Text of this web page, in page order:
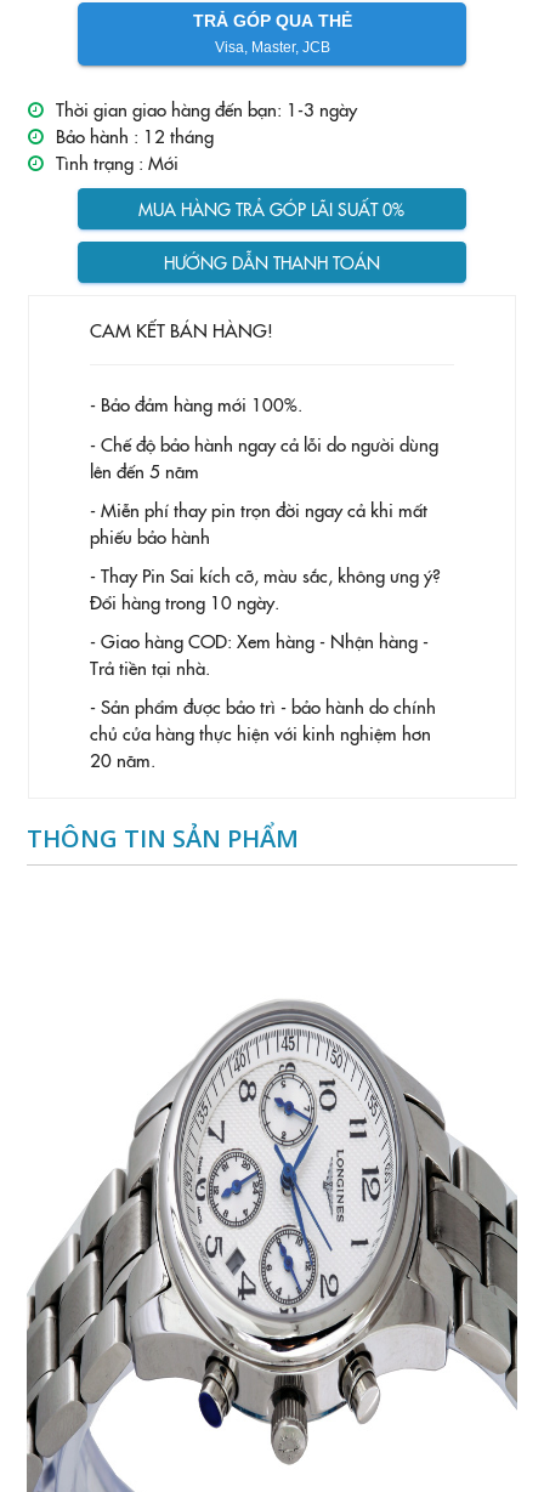
TRẢ GÓP QUA THẺ
Visa, Master, JCB
Thời gian giao hàng đến bạn: 1-3 ngày
Bảo hành : 12 tháng
Tình trạng : Mới
MUA HÀNG TRẢ GÓP LÃI SUẤT 0%
HƯỚNG DẪN THANH TOÁN
CAM KẾT BÁN HÀNG!
- Bảo đảm hàng mới 100%.
- Chế độ bảo hành ngay cả lỗi do người dùng
lên đến 5 năm
- Miễn phí thay pin trọn đời ngay cả khi mất
phiếu bảo hành
- Thay Pin Sai kích cỡ, màu sắc, không ưng ý?
Đổi hàng trong 10 ngày.
- Giao hàng COD: Xem hàng - Nhận hàng -
Trả tiền tại nhà.
- Sản phẩm được bảo trì - bảo hành do chính
chủ cửa hàng thực hiện với kinh nghiệm hơn
20 năm.
THÔNG TIN SẢN PHẨM